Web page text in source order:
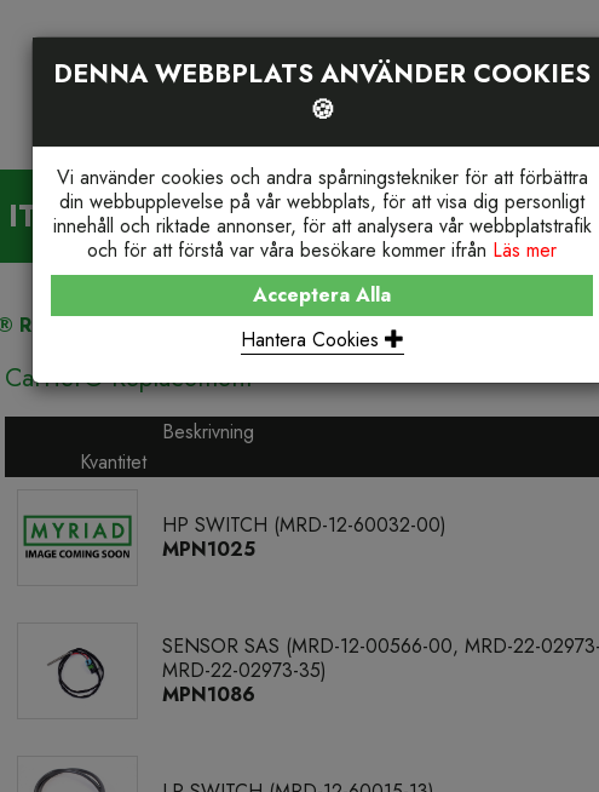
PRODUKTSÖKNING HEM OM OSS
REPLACEMENT
Carrier® Replacement
Beskrivning
Kvantitet
HP SWITCH (MRD-12-60032-00)
MPN1025
SENSOR SAS (MRD-12-00566-00, MRD-22-
MRD-22-02973-35)
MPN1086
DENNA WEBBPLATS ANVÄNDER COOKIES
🍪
Vi använder cookies och andra spårningstekniker för att förbättra
din webbupplevelse på vår webbplats, för att visa dig personligt
innehåll och riktade annonser, för att analysera vår webbplatstrafik
och för att förstå var våra besökare kommer ifrån Läs mer
Acceptera Alla
Hantera Cookies